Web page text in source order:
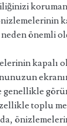
önemli
kapalı
genellikle
toplu